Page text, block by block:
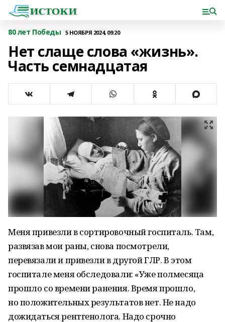
80 лет Победы 5 НОЯБРЯ 2024, 09:20
Нет слаще слова «жизнь».
Часть семнадцатая
Меня привезли в сортировочный госпиталь. Там,
развязав мои раны, снова посмотрели,
перевязали и привезли в другой ГЛР. В этом
госпитале меня обследовали: «Уже полмесяца
прошло со времени ранения. Время прошло,
но положительных результатов нет. Не надо
дожидаться рентгенолога. Надо срочно